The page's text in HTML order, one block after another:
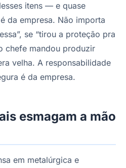
itens — e quase
da empresa. Não importa
se “tirou a proteção pra
chefe mandou produzir
velha. A responsabilidade
é da empresa.
esmagam a mão
em metalúrgica e